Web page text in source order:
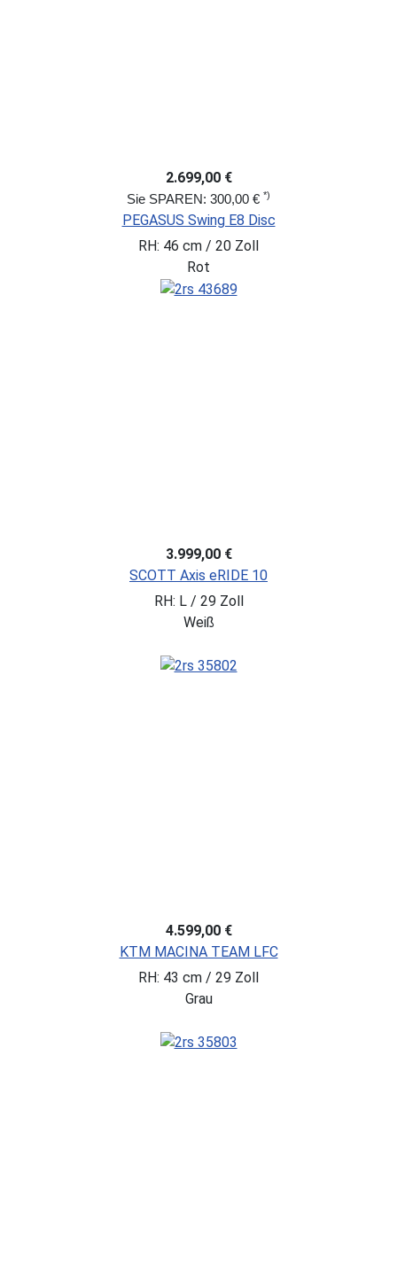
2.699,00 €
Sie SPAREN: 300,00 € *)
PEGASUS Swing E8 Disc
RH: 46 cm / 20 Zoll
Rot
3.999,00 €
SCOTT Axis eRIDE 10
RH: L / 29 Zoll
Weiß
4.599,00 €
KTM MACINA TEAM LFC
RH: 43 cm / 29 Zoll
Grau